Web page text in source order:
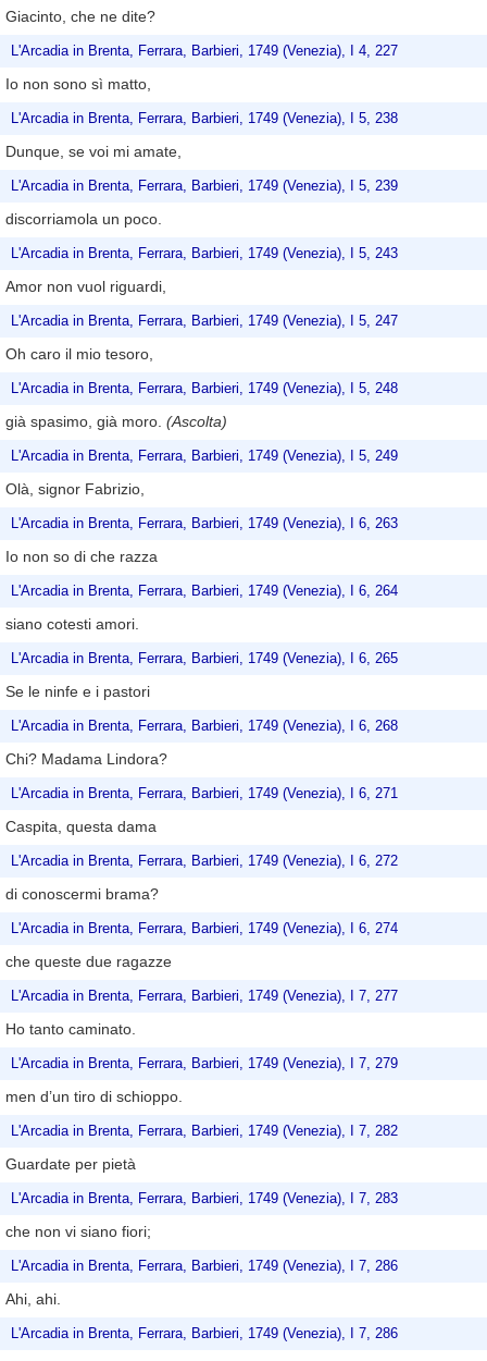
Giacinto, che ne dite?
L'Arcadia in Brenta, Ferrara, Barbieri, 1749 (Venezia), I 4, 227
Io non sono sì matto,
L'Arcadia in Brenta, Ferrara, Barbieri, 1749 (Venezia), I 5, 238
Dunque, se voi mi amate,
L'Arcadia in Brenta, Ferrara, Barbieri, 1749 (Venezia), I 5, 239
discorriamola un poco.
L'Arcadia in Brenta, Ferrara, Barbieri, 1749 (Venezia), I 5, 243
Amor non vuol riguardi,
L'Arcadia in Brenta, Ferrara, Barbieri, 1749 (Venezia), I 5, 247
Oh caro il mio tesoro,
L'Arcadia in Brenta, Ferrara, Barbieri, 1749 (Venezia), I 5, 248
già spasimo, già moro. (Ascolta)
L'Arcadia in Brenta, Ferrara, Barbieri, 1749 (Venezia), I 5, 249
Olà, signor Fabrizio,
L'Arcadia in Brenta, Ferrara, Barbieri, 1749 (Venezia), I 6, 263
Io non so di che razza
L'Arcadia in Brenta, Ferrara, Barbieri, 1749 (Venezia), I 6, 264
siano cotesti amori.
L'Arcadia in Brenta, Ferrara, Barbieri, 1749 (Venezia), I 6, 265
Se le ninfe e i pastori
L'Arcadia in Brenta, Ferrara, Barbieri, 1749 (Venezia), I 6, 268
Chi? Madama Lindora?
L'Arcadia in Brenta, Ferrara, Barbieri, 1749 (Venezia), I 6, 271
Caspita, questa dama
L'Arcadia in Brenta, Ferrara, Barbieri, 1749 (Venezia), I 6, 272
di conoscermi brama?
L'Arcadia in Brenta, Ferrara, Barbieri, 1749 (Venezia), I 6, 274
che queste due ragazze
L'Arcadia in Brenta, Ferrara, Barbieri, 1749 (Venezia), I 7, 277
Ho tanto caminato.
L'Arcadia in Brenta, Ferrara, Barbieri, 1749 (Venezia), I 7, 279
men d’un tiro di schioppo.
L'Arcadia in Brenta, Ferrara, Barbieri, 1749 (Venezia), I 7, 282
Guardate per pietà
L'Arcadia in Brenta, Ferrara, Barbieri, 1749 (Venezia), I 7, 283
che non vi siano fiori;
L'Arcadia in Brenta, Ferrara, Barbieri, 1749 (Venezia), I 7, 286
Ahi, ahi.
L'Arcadia in Brenta, Ferrara, Barbieri, 1749 (Venezia), I 7, 286